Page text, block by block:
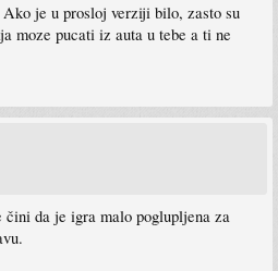
je u prosloj verziji bilo, zasto su
moze pucati iz auta u tebe a ti ne
da je igra malo poglupljena za